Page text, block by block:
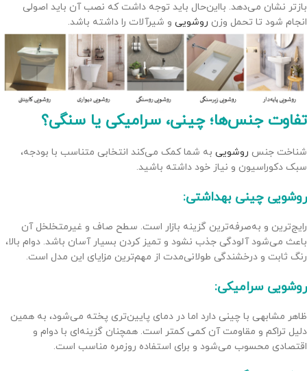
بازتر نشان می‌دهد. بااین‌حال باید توجه داشت که نصب آن باید اصولی
انجام شود تا تحمل وزن روشویی و شیرآلات را داشته باشد.
تفاوت جنس‌ها؛ چینی، سرامیکی یا سنگی؟
شناخت جنس روشویی به شما کمک می‌کند انتخابی متناسب با بودجه،
سبک دکوراسیون و نیاز خود داشته باشید.
روشویی چینی بهداشتی:
رایج‌ترین و به‌صرفه‌ترین گزینه بازار است. سطح صاف و غیرمتخلخل آن
باعث می‌شود آلودگی جذب نشود و تمیز کردن بسیار آسان باشد. دوام بالا،
رنگ ثابت و درخشندگی طولانی‌مدت از مهم‌ترین مزایای این مدل است.
روشویی سرامیکی:
ظاهر مشابهی با چینی دارد اما در دمای پایین‌تری پخته می‌شود، به همین
دلیل تراکم و مقاومت آن کمی کمتر است. همچنان گزینه‌ای با دوام و
اقتصادی محسوب می‌شود و برای استفاده روزمره مناسب است.